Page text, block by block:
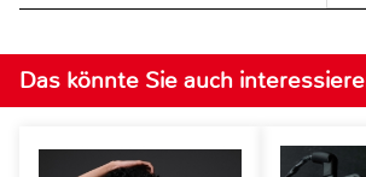
Das könnte Sie auch